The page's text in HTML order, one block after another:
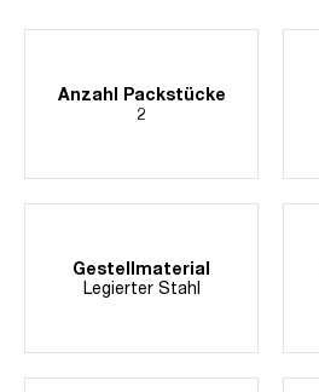
Anzahl Packstücke
2
Gestellmaterial
Legierter Stahl